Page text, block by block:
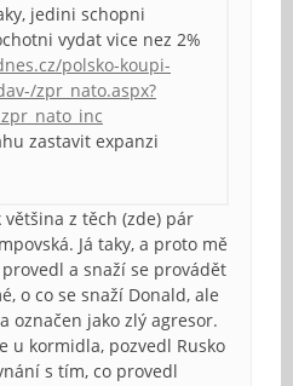
jedini schopni
vydat vice nez 2%
polsko-koupi-
zpr_nato.aspx?
zastavit expanzi
většina z těch (zde) pár
Já taky, a proto mě
a snaží se provádět
o co se snaží Donald, ale
označen jako zlý agresor.
u kormidla, pozvedl Rusko
s tím, co provedl